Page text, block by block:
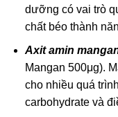
dưỡng có vai trò
chất béo thành
Axit amin
Mangan 500μg).
cho nhiều quá
carbohydrate và